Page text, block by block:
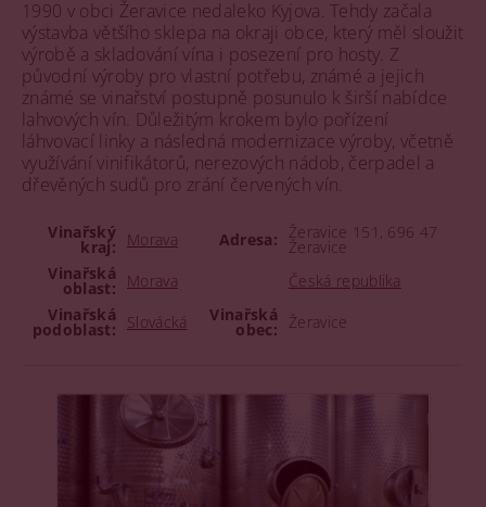
1990 v obci Žeravice nedaleko Kyjova. Tehdy začala
výstavba většího sklepa na okraji obce, který měl sloužit
výrobě a skladování vína i posezení pro hosty. Z
původní výroby pro vlastní potřebu, známé a jejich
známé se vinařství postupně posunulo k širší nabídce
lahvových vín. Důležitým krokem bylo pořízení
láhvovací linky a následná modernizace výroby, včetně
využívání vinifikátorů, nerezových nádob, čerpadel a
dřevěných sudů pro zrání červených vín.
Vinařský
kraj: Morava Adresa: Žeravice 151, 696 47
Žeravice
Vinařská
oblast: Morava
Česká republika
Vinařská
podoblast: Slovácká Vinařská
obec: Žeravice